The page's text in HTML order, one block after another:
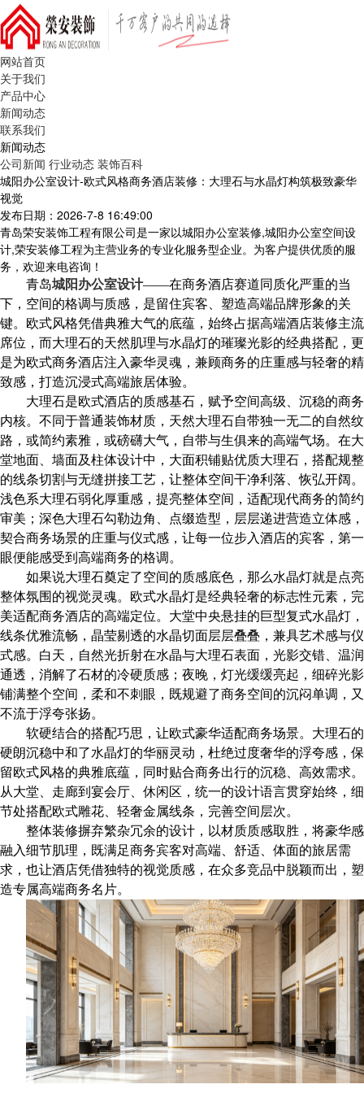
网站首页
关于我们
产品中心
新闻动态
联系我们
新闻动态
公司新闻 行业动态 装饰百科
城阳办公室设计-欧式风格商务酒店装修：大理石与水晶灯构筑极致豪华
视觉
发布日期：2026-7-8 16:49:00
青岛荣安装饰工程有限公司是一家以城阳办公室装修,城阳办公室空间设
计,荣安装修工程为主营业务的专业化服务型企业。为客户提供优质的服
务，欢迎来电咨询！
青岛城阳办公室设计——在商务酒店赛道同质化严重的当
下，空间的格调与质感，是留住宾客、塑造高端品牌形象的关
键。欧式风格凭借典雅大气的底蕴，始终占据高端酒店装修主流
席位，而大理石的天然肌理与水晶灯的璀璨光影的经典搭配，更
是为欧式商务酒店注入豪华灵魂，兼顾商务的庄重感与轻奢的精
致感，打造沉浸式高端旅居体验。
大理石是欧式酒店的质感基石，赋予空间高级、沉稳的商务
内核。不同于普通装饰材质，天然大理石自带独一无二的自然纹
路，或简约素雅，或磅礴大气，自带与生俱来的高端气场。在大
堂地面、墙面及柱体设计中，大面积铺贴优质大理石，搭配规整
的线条切割与无缝拼接工艺，让整体空间干净利落、恢弘开阔。
浅色系大理石弱化厚重感，提亮整体空间，适配现代商务的简约
审美；深色大理石勾勒边角、点缀造型，层层递进营造立体感，
契合商务场景的庄重与仪式感，让每一位步入酒店的宾客，第一
眼便能感受到高端商务的格调。
如果说大理石奠定了空间的质感底色，那么水晶灯就是点亮
整体氛围的视觉灵魂。欧式水晶灯是经典轻奢的标志性元素，完
美适配商务酒店的高端定位。大堂中央悬挂的巨型复式水晶灯，
线条优雅流畅，晶莹剔透的水晶切面层层叠叠，兼具艺术感与仪
式感。白天，自然光折射在水晶与大理石表面，光影交错、温润
通透，消解了石材的冷硬质感；夜晚，灯光缓缓亮起，细碎光影
铺满整个空间，柔和不刺眼，既规避了商务空间的沉闷单调，又
不流于浮夸张扬。
软硬结合的搭配巧思，让欧式豪华适配商务场景。大理石的
硬朗沉稳中和了水晶灯的华丽灵动，杜绝过度奢华的浮夸感，保
留欧式风格的典雅底蕴，同时贴合商务出行的沉稳、高效需求。
从大堂、走廊到宴会厅、休闲区，统一的设计语言贯穿始终，细
节处搭配欧式雕花、轻奢金属线条，完善空间层次。
整体装修摒弃繁杂冗余的设计，以材质质感取胜，将豪华感
融入细节肌理，既满足商务宾客对高端、舒适、体面的旅居需
求，也让酒店凭借独特的视觉质感，在众多竞品中脱颖而出，塑
造专属高端商务名片。